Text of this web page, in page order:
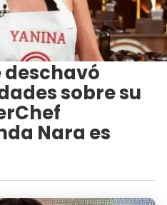
sobre su
Nara es